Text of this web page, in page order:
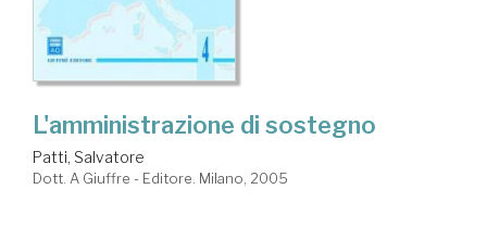
L'amministrazione di sostegno
Patti, Salvatore
Dott. A Giuffre - Editore. Milano, 2005